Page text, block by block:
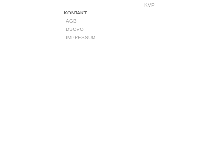
KVP
KONTAKT
AGB
DSGVO
IMPRESSUM